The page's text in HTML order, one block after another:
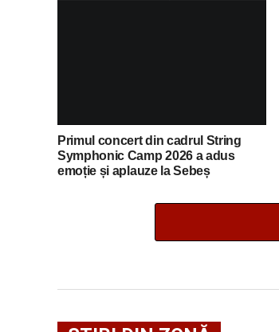
Primul concert din cadrul String
Symphonic Camp 2026 a adus
emoție și aplauze la Sebeș